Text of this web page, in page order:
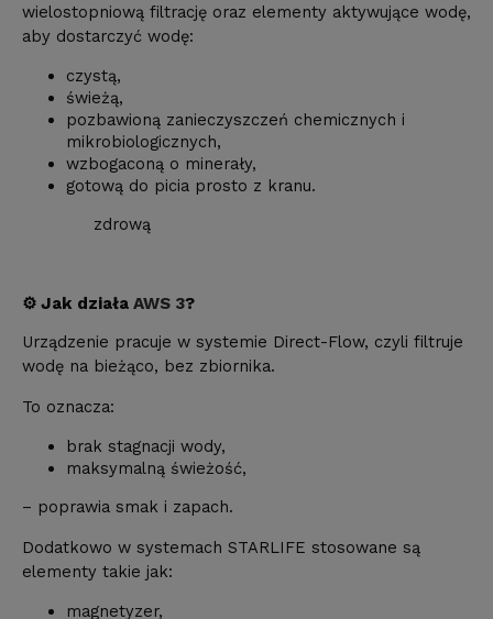
wielostopniową filtrację oraz elementy aktywujące wodę,
aby dostarczyć wodę:
czystą,
świeżą,
pozbawioną zanieczyszczeń chemicznych i
mikrobiologicznych,
wzbogaconą o minerały,
gotową do picia prosto z kranu.
zdrową
⚙️ Jak działa AWS 3?
Urządzenie pracuje w systemie Direct-Flow, czyli filtruje
wodę na bieżąco, bez zbiornika.
To oznacza:
brak stagnacji wody,
maksymalną świeżość,
– poprawia smak i zapach.
Dodatkowo w systemach STARLIFE stosowane są
elementy takie jak:
magnetyzer,